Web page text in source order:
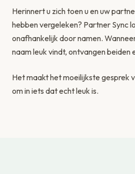
Herinnert u zich toen u en uw
hebben vergeleken? Partner Sync
onafhankelijk door namen.
naam leuk vindt, ontvangen beiden
Het maakt het moeilijkste gesprek
om in iets dat echt leuk is.